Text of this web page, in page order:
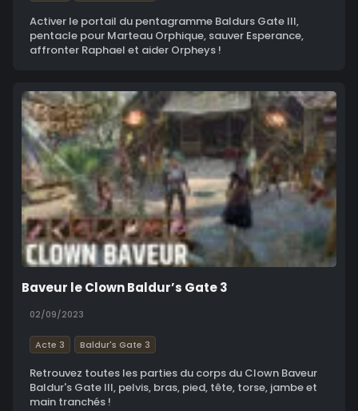
Activer le portail du pentagramme Baldurs Gate III,
pentacle pour Marteau Orphique, sauver Esperance,
affronter Raphael et aider Orpheys !
Baveur le Clown Baldur’s Gate 3
02/09/2023
Acte 3 Baldur's Gate 3
Retrouvez toutes les parties du corps du Clown Baveur
Baldur's Gate III, pelvis, bras, pied, tête, torse, jambe et
main tranchés !